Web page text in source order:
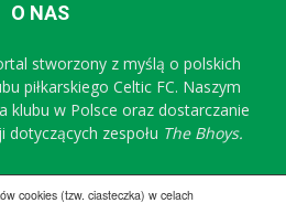
cookies (tzw. ciasteczka) w celach
O NAS
stworzony z myślą o polskich
piłkarskiego Celtic FC. Naszym
klubu w Polsce oraz dostarczanie
zespołu The Bhoys.